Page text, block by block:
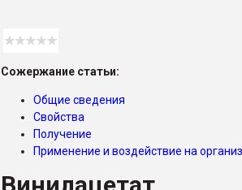
ПЕРЕЙТИ НА ФОРУМ
Сожержание статьи:
Общие сведения
Свойства
Получение
Применение и воздействие на